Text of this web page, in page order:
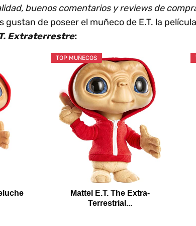
buenos comentarios y reviews de
gustan de poseer el muñeco de E.T. la
Extraterrestre:
TOP MUÑECOS
Mattel ​E.T. The Extra-
Terrestrial...